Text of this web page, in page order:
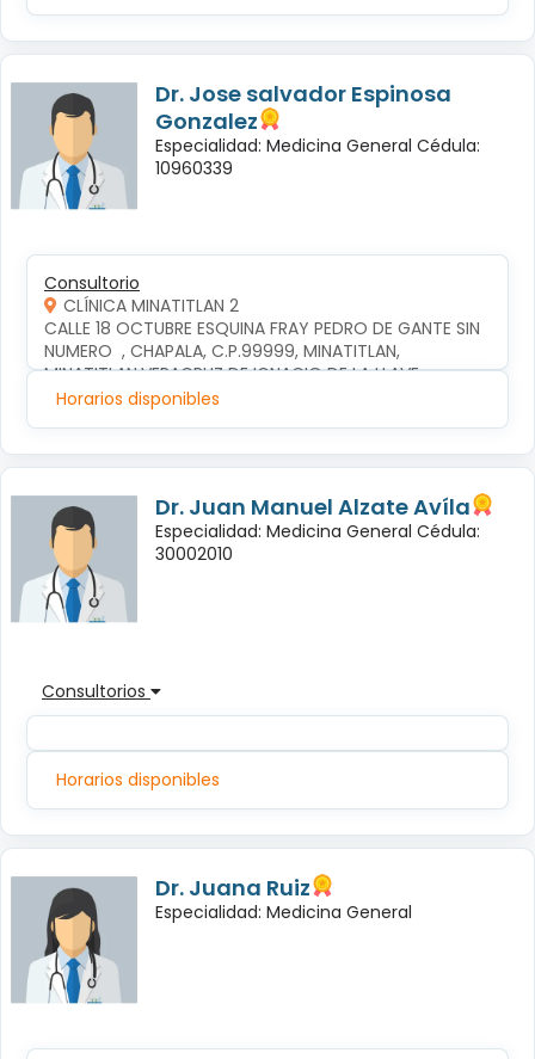
Dr. Jose salvador Espinosa
Gonzalez
Especialidad: Medicina General Cédula:
10960339
Consultorio
CLÍNICA MINATITLAN 2
CALLE 18 OCTUBRE ESQUINA FRAY PEDRO DE GANTE SIN
NUMERO  , CHAPALA, C.P.99999, MINATITLAN,
MINATITLAN,VERACRUZ DE IGNACIO DE LA LLAVE
Horarios disponibles
Dr. Juan Manuel Alzate Avíla
Especialidad: Medicina General Cédula:
30002010
Consultorios
Horarios disponibles
Dr. Juana Ruiz
Especialidad: Medicina General